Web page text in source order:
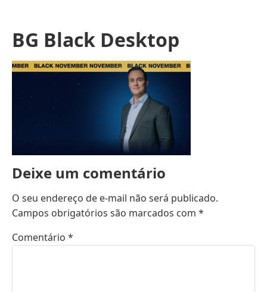
BG Black Desktop
Deixe um comentário
O seu endereço de e-mail não será publicado.
Campos obrigatórios são marcados com *
Comentário *